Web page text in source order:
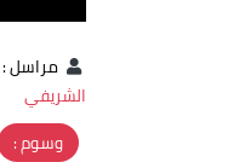
مراسل:
الشريفي
وسوم :